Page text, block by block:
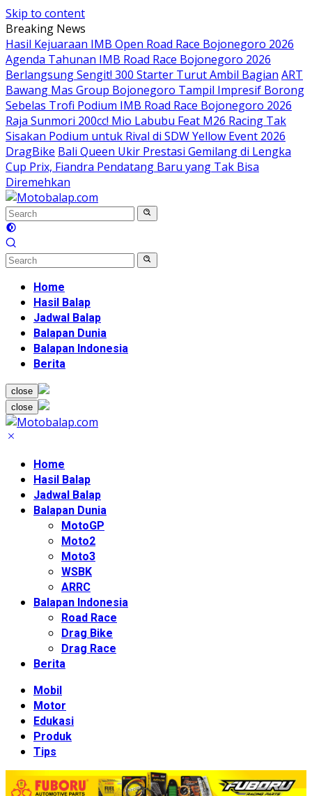
Skip to content
Breaking News
Hasil Kejuaraan IMB Open Road Race Bojonegoro 2026
Agenda Tahunan IMB Road Race Bojonegoro 2026
Berlangsung Sengit! 300 Starter Turut Ambil Bagian ART
Bawang Mas Group Bojonegoro Tampil Impresif Borong
Sebelas Trofi Podium IMB Road Race Bojonegoro 2026
Raja Sunmori 200cc! Mio Labubu Feat M26 Racing Tak
Sisakan Podium untuk Rival di SDW Yellow Event 2026
DragBike Bali Queen Ukir Prestasi Gemilang di Lengka
Cup Prix, Fiandra Pendatang Baru yang Tak Bisa
Diremehkan
Home
Hasil Balap
Jadwal Balap
Balapan Dunia
Balapan Indonesia
Berita
close
close
Home
Hasil Balap
Jadwal Balap
Balapan Dunia
MotoGP
Moto2
Moto3
WSBK
ARRC
Balapan Indonesia
Road Race
Drag Bike
Drag Race
Berita
Mobil
Motor
Edukasi
Produk
Tips